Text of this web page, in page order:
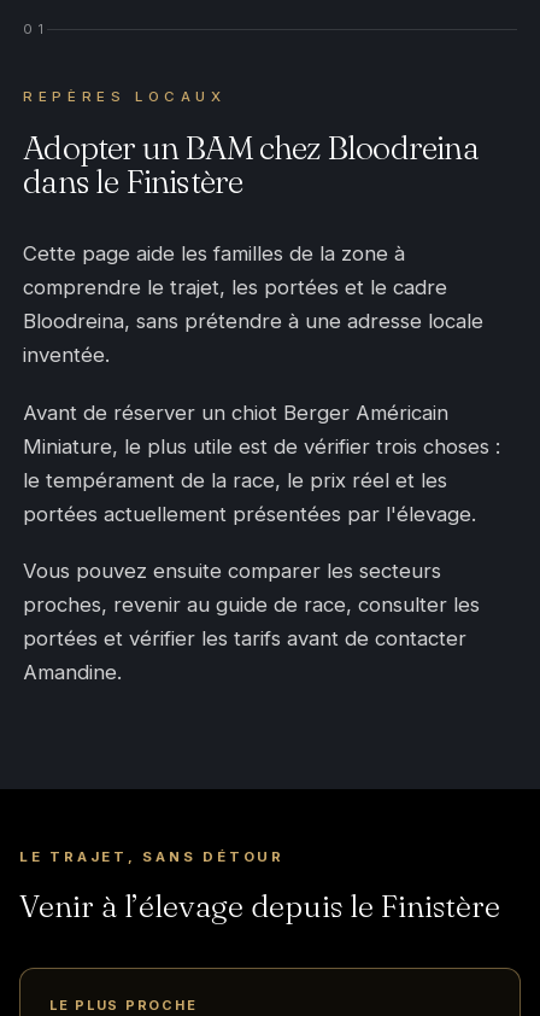
01
REPÈRES LOCAUX
Adopter un BAM chez Bloodreina
dans le Finistère
Cette page aide les familles de la zone à
comprendre le trajet, les portées et le cadre
Bloodreina, sans prétendre à une adresse locale
inventée.
Avant de réserver un chiot Berger Américain
Miniature, le plus utile est de vérifier trois choses :
le tempérament de la race, le prix réel et les
portées actuellement présentées par l'élevage.
Vous pouvez ensuite comparer les secteurs
proches, revenir au guide de race, consulter les
portées et vérifier les tarifs avant de contacter
Amandine.
LE TRAJET, SANS DÉTOUR
Venir à l’élevage depuis le Finistère
LE PLUS PROCHE